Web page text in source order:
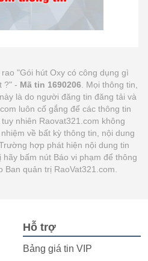
"Gói hút Oxy có công dụng gì
?" - Mã tin 1690206 . Mọi thông tin,
là do người đăng tin đăng tải và
luôn cố gắng để các thông tin
nhiên Raovat321.com không
về bất kỳ thông tin, nội dung
hợp phát hiện nội dung tin
bấm nút Báo vi phạm để thông
quản trị RaoVat321.com.
Hỗ trợ
Bảng giá tin VIP